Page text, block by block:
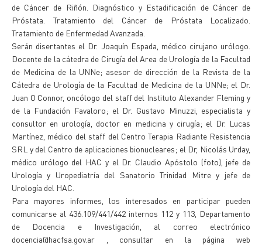
de Cáncer de Riñón. Diagnóstico y Estadificación de Cáncer de
Próstata. Tratamiento del Cáncer de Próstata Localizado.
Tratamiento de Enfermedad Avanzada.
Serán disertantes el Dr. Joaquín Espada, médico cirujano urólogo.
Docente de la cátedra de Cirugía del Area de Urología de la Facultad
de Medicina de la UNNe; asesor de dirección de la Revista de la
Cátedra de Urología de la Facultad de Medicina de la UNNe; el Dr.
Juan O Connor, oncólogo del staff del Instituto Alexander Fleming y
de la Fundación Favaloro; el Dr. Gustavo Minuzzi, especialista y
consultor en urología, doctor en medicina y cirugía; el Dr. Lucas
Martínez, médico del staff del Centro Terapia Radiante Resistencia
SRL y del Centro de aplicaciones bionucleares; el Dr, Nicolás Urday,
médico urólogo del HAC y el Dr. Claudio Apóstolo (foto), jefe de
Urología y Uropediatría del Sanatorio Trinidad Mitre y jefe de
Urología del HAC.
Para mayores informes, los interesados en participar pueden
comunicarse al 436.109/441/442 internos 112 y 113, Departamento
de Docencia e Investigación, al correo electrónico
docencia@hacfsa.gov.ar , consultar en la página web